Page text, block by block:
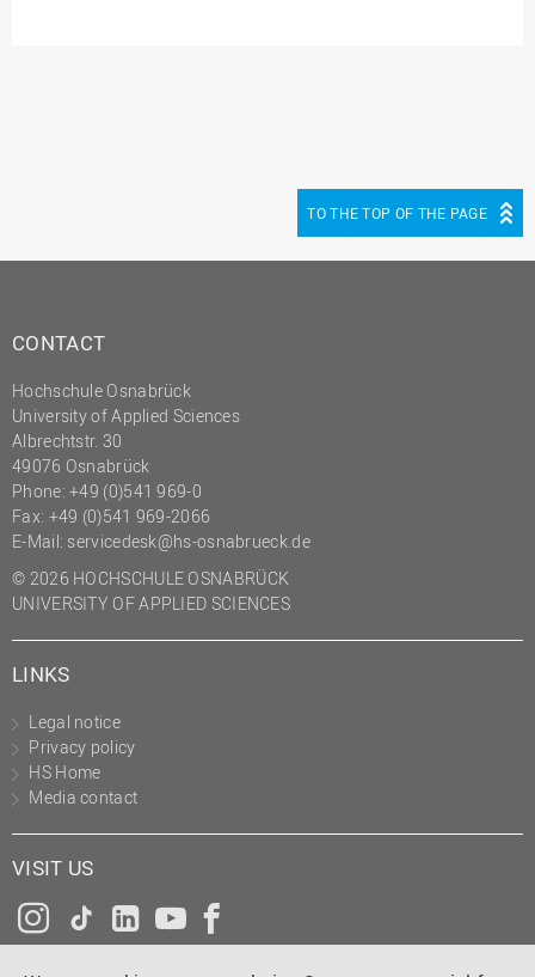
TO THE TOP OF THE PAGE
CONTACT
Hochschule Osnabrück
University of Applied Sciences
Albrechtstr. 30
49076 Osnabrück
Phone: +49 (0)541 969-0
Fax: +49 (0)541 969-2066
E-Mail: servicedesk@hs-osnabrueck.de
© 2026 HOCHSCHULE OSNABRÜCK
UNIVERSITY OF APPLIED SCIENCES
LINKS
Legal notice
Privacy policy
HS Home
Media contact
VISIT US
Instagram
Tiktok
LinkedInYouTube